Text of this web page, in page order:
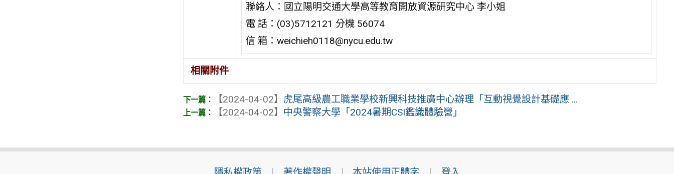
聯絡人：國立陽明交通大學高等教育開放資源研究中心 李小姐
電 話：(03)5712121 分機 56074
信 箱：weichieh0118@nycu.edu.tw
相關附件
【2024-04-02】 虎尾高級農工職業學校新興科技推廣中心辦理「互動視覺設計基礎應 ...
【2024-04-02】 中央警察大學「2024暑期CSI鑑識體驗營」